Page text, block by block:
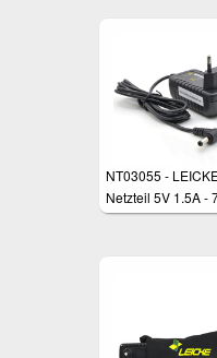
NT03055 -
Netzteil 5V 1.5A -